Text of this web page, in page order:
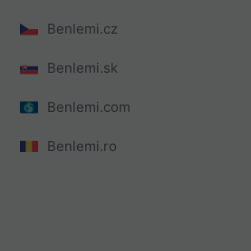
Benlemi.cz
Benlemi.sk
Benlemi.com
Benlemi.ro